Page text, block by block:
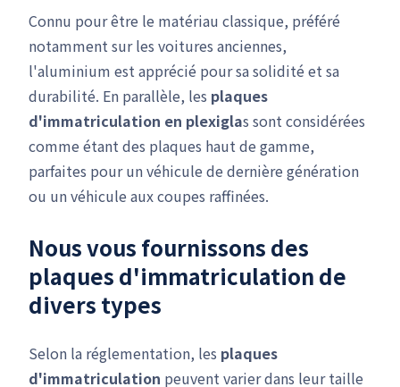
Connu pour être le matériau classique, préféré
notamment sur les voitures anciennes,
l'aluminium est apprécié pour sa solidité et sa
durabilité. En parallèle, les plaques
d'immatriculation en plexiglas sont considérées
comme étant des plaques haut de gamme,
parfaites pour un véhicule de dernière génération
ou un véhicule aux coupes raffinées.
Nous vous fournissons des
plaques d'immatriculation de
divers types
Selon la réglementation, les plaques
d'immatriculation peuvent varier dans leur taille